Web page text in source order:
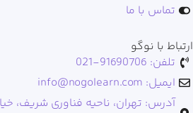
تماس با ما
ارتباط با نوگو
تلفن: 91690706-021
ایمیل: info@nogolearn.com
آدرس: تهران، ناحیه فناوری شریف،